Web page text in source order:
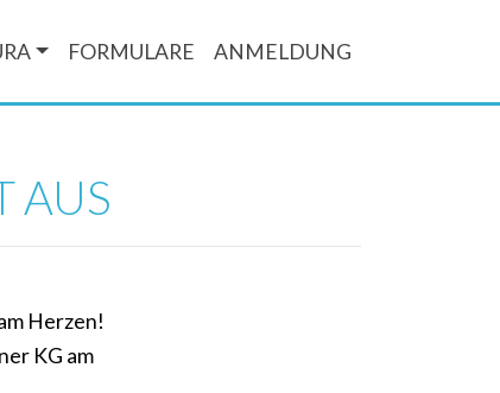
FORMULARE ANMELDUNG
AUS
Herzen!
KG am